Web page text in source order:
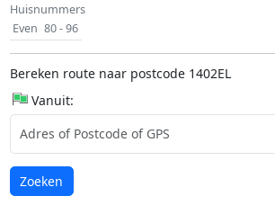
Huisnummers
Even 80 - 96
Bereken route naar postcode 1402EL
Vanuit:
Laden...
Zoeken